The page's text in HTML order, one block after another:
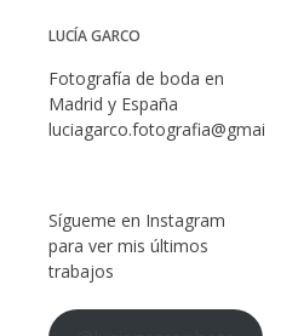
LUCÍA GARCO
Fotografía de boda en
Madrid y España
luciagarco.fotografia@gmail.com
Sígueme en Instagram
para ver mis últimos
trabajos